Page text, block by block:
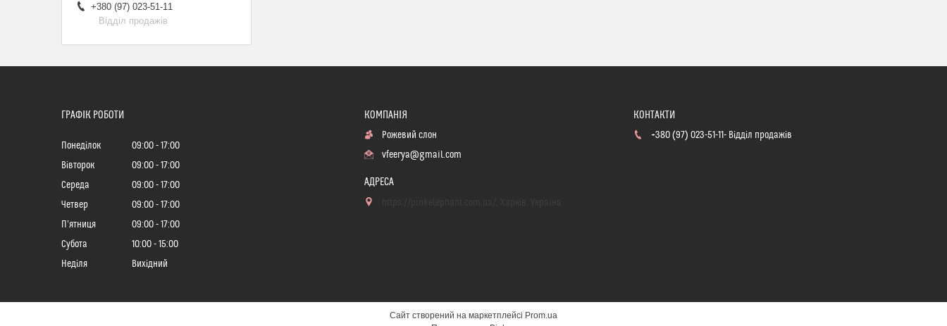
+380 (97) 023-51-11
Відділ продажів
ГРАФІК РОБОТИ
Понеділок 09:00
17:00
Вівторок
09:00
17:00
Середа
09:00
17:00
Четвер
09:00
17:00
Пʼятниця
09:00
17:00
Субота
10:00
15:00
Неділя
Вихідний
Рожевий слон
vfeerya@gmail.com
+380 (97) 023-51-11 Відділ продажів
Сайт створений на маркетплейсі Prom.ua